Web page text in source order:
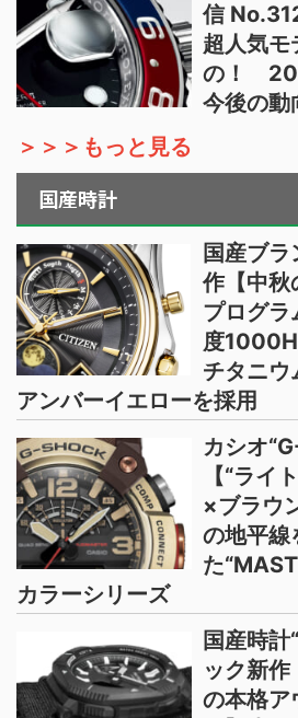
信
超人気モ
の！
今後の動
＞＞＞もっと見る
国産時計
国産ブラ
作【中秋
プログラ
度
チタニウ
アンバーイエローを採用
カシオ
【“ライ
×ブラウ
の地平線
た
カラーシリーズ
国産時計
ック新
の本格ア